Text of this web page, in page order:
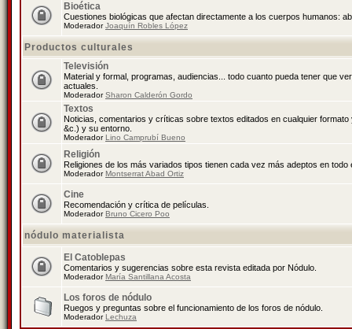
Bioética
Cuestiones biológicas que afectan directamente a los cuerpos humanos:
ModeradorJoaquín Robles López
Productos culturales
Televisión
Material y formal, programas, audiencias... todo cuanto pueda tener que
actuales.
ModeradorSharon Calderón Gordo
Textos
Noticias, comentarios y críticas sobre textos editados en cualquier
&c.) y su entorno.
ModeradorLino Camprubí Bueno
Religión
Religiones de los más variados tipos tienen cada vez más adeptos en todo
ModeradorMontserrat Abad Ortiz
Cine
Recomendación y crítica de películas.
ModeradorBruno Cicero Poo
nódulo materialista
El Catoblepas
Comentarios y sugerencias sobre esta revista editada por Nódulo.
ModeradorMaría Santillana Acosta
Los foros de nódulo
Ruegos y preguntas sobre el funcionamiento de los foros de nódulo.
ModeradorLechuza